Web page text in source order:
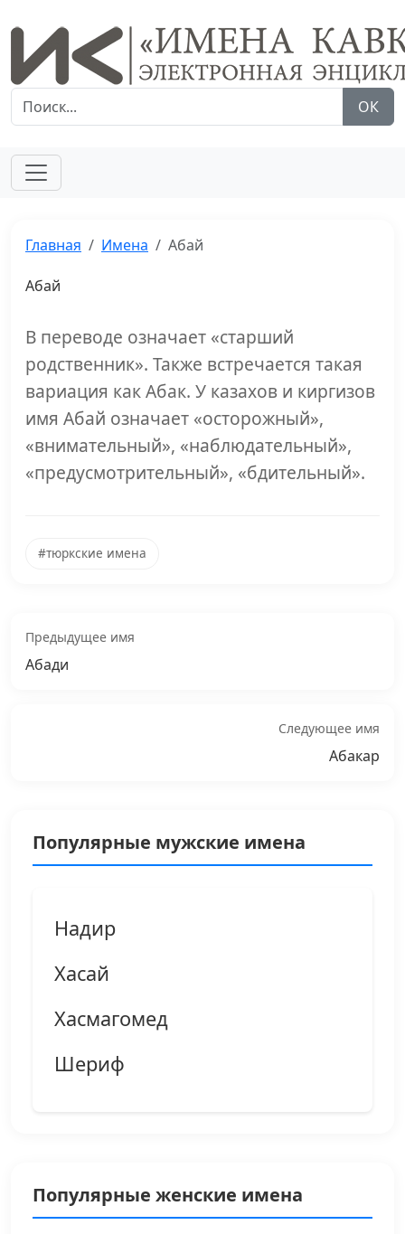
ОК
Главная Имена Абай
Абай
В переводе означает «старший
родственник». Также встречается такая
вариация как Абак. У казахов и киргизов
имя Абай означает «осторожный»,
«внимательный», «наблюдательный»,
«предусмотрительный», «бдительный».
#тюркские имена
Предыдущее имя
Абади
Следующее имя
Абакар
Популярные мужские имена
Надир
Хасай
Хасмагомед
Шериф
Популярные женские имена